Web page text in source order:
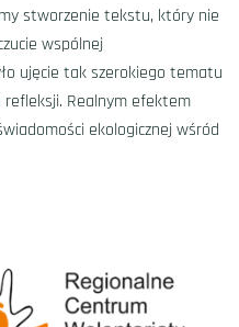
stworzenie tekstu, który nie
wspólnej
ujęcie tak szerokiego tematu
refleksji. Realnym efektem
ekologicznej wśród